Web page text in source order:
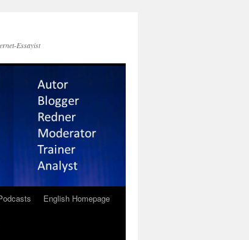
Essayist
English Homepage